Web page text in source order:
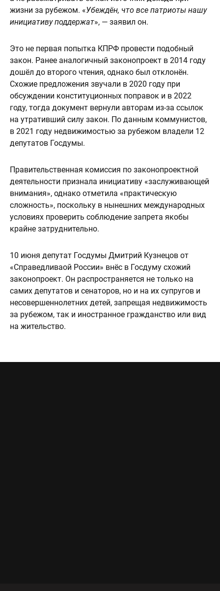
жизни за рубежом. «Убеждён, что все патриоты нашу
инициативу поддержат», — заявил он.
Это не первая попытка КПРФ провести подобный
закон. Ранее аналогичный законопроект в 2014 году
дошёл до второго чтения, однако был отклонён.
Схожие предложения звучали в 2020 году при
обсуждении конституционных поправок и в 2022
году, тогда документ вернули авторам из-за ссылок
на утративший силу закон. По данным коммунистов,
в 2021 году недвижимостью за рубежом владели 12
депутатов Госдумы.
Правительственная комиссия по законопроектной
деятельности признала инициативу «заслуживающей
внимания», однако отметила «практическую
сложность», поскольку в нынешних международных
условиях проверить соблюдение запрета якобы
крайне затруднительно.
10 июня депутат Госдумы Дмитрий Кузнецов от
«Справедливаой России» внёс в Госдуму схожий
законопроект. Он распространяется не только на
самих депутатов и сенаторов, но и на их супругов и
несовершеннолетних детей, запрещая недвижимость
за рубежом, так и иностранное гражданство или вид
на жительство.